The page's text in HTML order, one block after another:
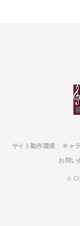
サイト動作環境 キャ
お問い
©